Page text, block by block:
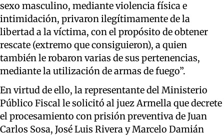
sexo masculino, mediante violencia física e
intimidación, privaron ilegítimamente de la
libertad a la víctima, con el propósito de obtener
rescate (extremo que consiguieron), a quien
también le robaron varias de sus pertenencias,
mediante la utilización de armas de fuego”.
En virtud de ello, la representante del Ministerio
Público Fiscal le solicitó al juez Armella que decrete
el procesamiento con prisión preventiva de Juan
Carlos Sosa, José Luis Rivera y Marcelo Damián